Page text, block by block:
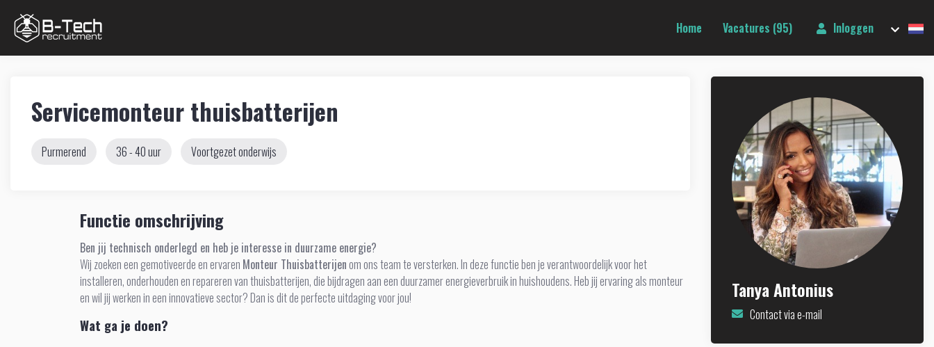
Home Vacatures (95) Inloggen
Servicemonteur thuisbatterijen
Purmerend 36 - 40 uur Voortgezet onderwijs
Functie omschrijving
Ben jij technisch onderlegd en heb je interesse in duurzame energie?
Wij zoeken een gemotiveerde en ervaren Monteur Thuisbatterijenom ons team te versterken. In deze functie ben je verantwoordelijk voor het
installeren, onderhouden en repareren van thuisbatterijen, die bijdragen aan een duurzamer energieverbruik in huishoudens. Heb jij ervaring als monteur
en wil jij werken in een innovatieve sector? Dan is dit de perfecte uitdaging voor jou!
Wat ga je doen?
Tanya Antonius
Contact via e-mail